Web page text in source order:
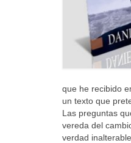
que he recibido
un texto que
Las preguntas
vereda del
verdad inalterable.